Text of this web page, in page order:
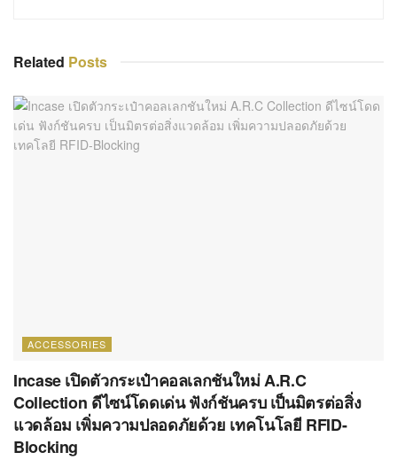
Related Posts
ACCESSORIES
Incase เปิดตัวกระเป๋าคอลเลกชันใหม่ A.R.C
Collection ดีไซน์โดดเด่น ฟังก์ชันครบ เป็นมิตรต่อสิ่ง
แวดล้อม เพิ่มความปลอดภัยด้วย เทคโนโลยี RFID-
Blocking